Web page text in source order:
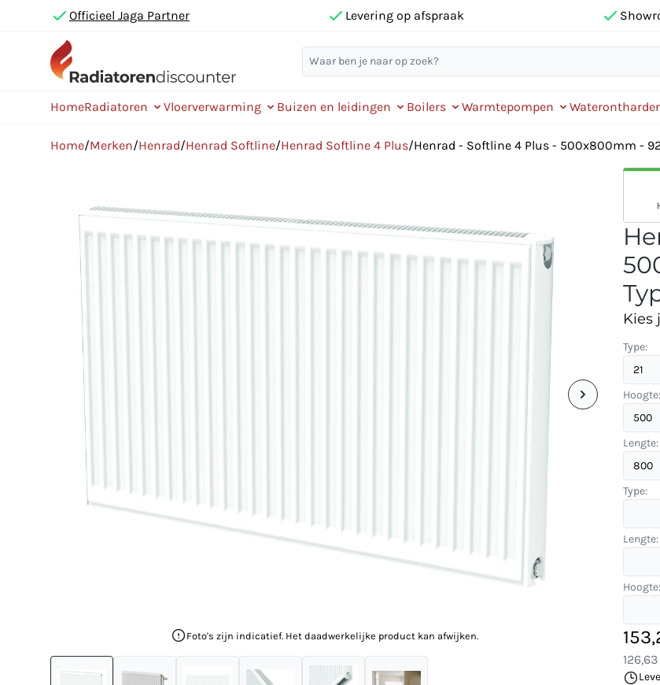
Officieel Jaga Partner Levering op afspraak
HomeRadiatoren Vloerverwarming Buizen en leidingen Boilers Warmtepompen
Home/Merken/Henrad/Henrad Softline/Henrad Softline 4 Plus/Henrad - Softline 4 Plus - 500x800mm -
Foto's zijn indicatief. Het daadwerkelijke product kan afwijken.
Kies
Type:
Hoogte:
Lengte:
Type:
Lengte:
Hoogte:
126,63